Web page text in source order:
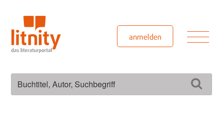
springen
anmelden